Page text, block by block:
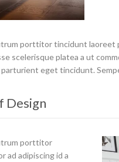
porttitor tincidunt
scelerisque platea a ut
eget tincidunt.
Design
porttitor
adipiscing id a